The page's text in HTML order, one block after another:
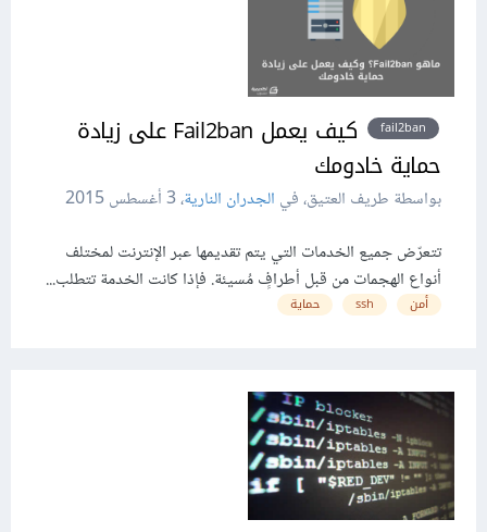
fail2ban
كيف يعمل Fail2ban على زيادة
حماية خادومك
بواسطة طريف العتيق، في الجدران النارية،3 أغسطس 2015
تتعرّض جميع الخدمات التي يتم تقديمها عبر الإنترنت لمختلف
أنواع الهجمات من قبل أطرافٍ مُسيئة. فإذا كانت الخدمة تتطلب...
أمن ssh حماية